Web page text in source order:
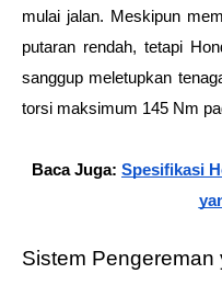
mulai jalan. Meskipun
putaran rendah, tetapi
sanggup meletupkan
torsi maksimum 145 Nm
Baca Juga: Spesifikasi
Sistem